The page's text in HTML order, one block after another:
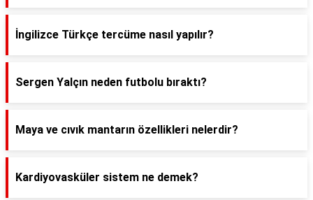
İngilizce Türkçe tercüme nasıl yapılır?
Sergen Yalçın neden futbolu bıraktı?
Maya ve cıvık mantarın özellikleri nelerdir?
Kardiyovasküler sistem ne demek?